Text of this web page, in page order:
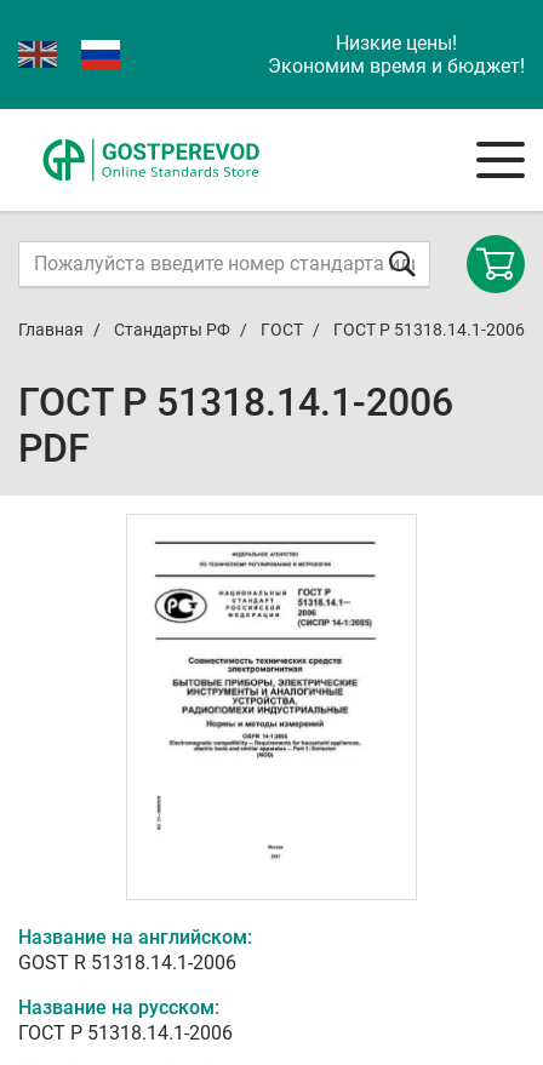
Низкие цены!
Экономим время и бюджет!
Главная Стандарты РФ ГОСТ ГОСТ Р 51318.14.1-2006
ГОСТ Р 51318.14.1-2006
PDF
Название на английском:
GOST R 51318.14.1-2006
Название на русском:
ГОСТ Р 51318.14.1-2006